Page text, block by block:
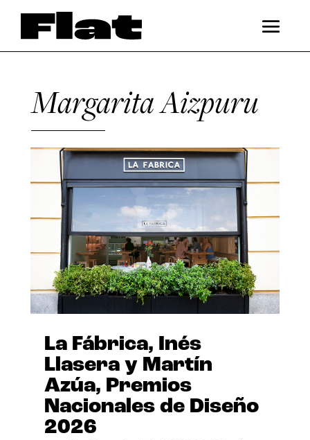
Margarita Aizpuru
La Fábrica, Inés
Llasera y Martín
Azúa, Premios
Nacionales de Diseño
2026